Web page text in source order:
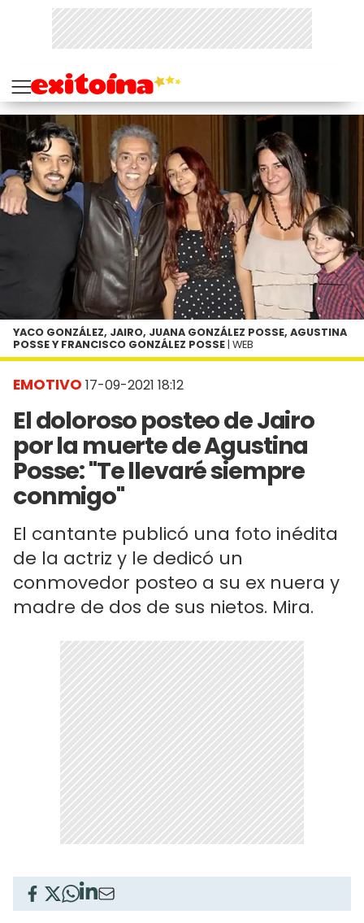
EMOTIVO 17-09-2021 18:12
El doloroso posteo de Jairo
por la muerte de Agustina
Posse: "Te llevaré siempre
conmigo"
El cantante publicó una foto inédita
de la actriz y le dedicó un
conmovedor posteo a su ex nuera y
madre de dos de sus nietos. Mira.
YACO GONZÁLEZ, JAIRO, JUANA GONZÁLEZ POSSE, AGUSTINA
POSSE Y FRANCISCO GONZÁLEZ POSSE | WEB